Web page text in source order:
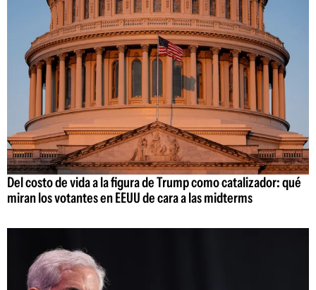
Del costo de vida a la figura de Trump como catalizador: qué
miran los votantes en EEUU de cara a las midterms